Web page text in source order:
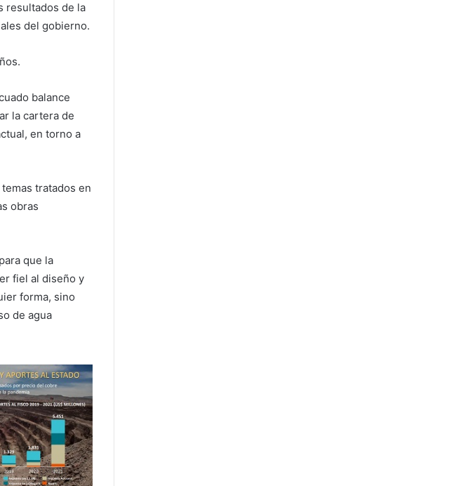
resultados de la
del gobierno.
balance
la cartera de
en torno a
tratados en
obras
que la
fiel al diseño y
forma, sino
de agua